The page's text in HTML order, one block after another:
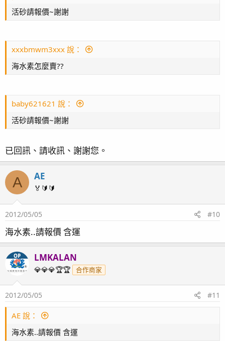
活砂請報價~謝謝
xxxbmwm3xxx 說：
海水素怎麼賣??
baby621621 說：
活砂請報價~謝謝
已回訊、請收訊、謝謝您。
A AE
🏅🔰🔰
2012/05/05 #10
海水素..請報價 含運
OP LMKALAN
💎💎💎🏆🏆 合作商家
2012/05/05 #11
AE 說：
海水素..請報價 含運